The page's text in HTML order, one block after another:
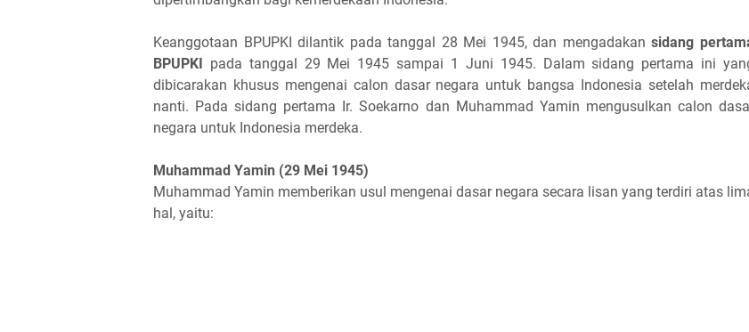
Keanggotaan BPUPKI dilantik pada tanggal 28 Mei 1945, dan mengadakansidang
BPUPKI pada tanggal 29 Mei 1945 sampai 1 Juni 1945. Dalam sidang pertama ini
dibicarakan khusus mengenai calon dasar negara untuk bangsa Indonesia setelah
nanti. Pada sidang pertama Ir. Soekarno dan Muhammad Yamin mengusulkan calon
negara untuk Indonesia merdeka.
Muhammad Yamin (29 Mei 1945)
Muhammad Yamin memberikan usul mengenai dasar negara secara lisan yang terdiri atas
hal, yaitu: